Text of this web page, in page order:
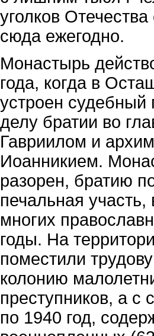
уголков Отечества
сюда ежегодно.
Монастырь
года, когда в
устроен судебный
делу братии во
Гавриилом и
Иоанникием.
разорен, братию
печальная
многих
годы. На
поместили
колонию
преступников, а с
по 1940 год,